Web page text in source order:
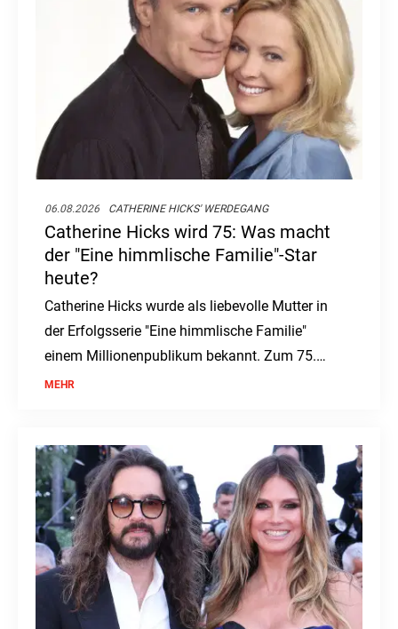
06.08.2026 CATHERINE HICKS' WERDEGANG
Catherine Hicks wird 75: Was macht
der "Eine himmlische Familie"-Star
heute?
Catherine Hicks wurde als liebevolle Mutter in
der Erfolgsserie "Eine himmlische Familie"
einem Millionenpublikum bekannt. Zum 75.
Geburtstag der Schauspielerin stellt sich die
MEHR